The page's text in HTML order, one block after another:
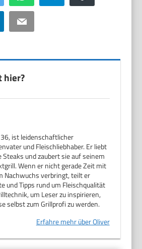
Email
hier?
36, ist leidenschaftlicher
und Fleischliebhaber. Er liebt
Steaks und zaubert sie auf seinem
Wenn er nicht gerade Zeit mit
Nachwuchs verbringt, teilt er
und Tipps rund um Fleischqualität
um Leser zu inspirieren,
selbst zum Grillprofi zu werden.
Erfahre mehr über Oliver